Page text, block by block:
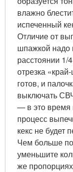
влажно
испеченный
Отличие от
шпажкой надо
расстоянии 1/
отрезка
готов, и
выключать
— в это время
процесс
кекс не будет
Чем больше
уменьшите
же